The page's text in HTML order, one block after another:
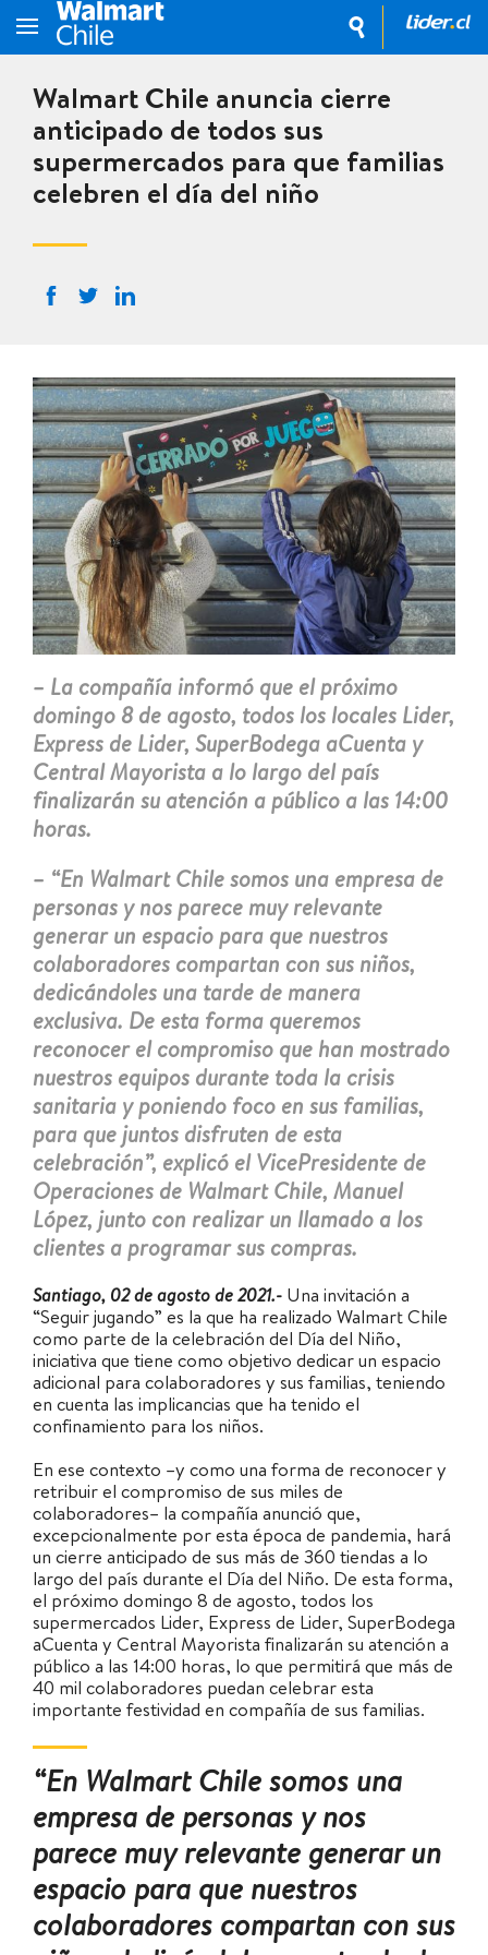
Walmart Chile anuncia cierre
anticipado de todos sus
supermercados para que familias
celebren el día del niño
– La compañía informó que el próximo
domingo 8 de agosto, todos los locales Lider,
Express de Lider, SuperBodega aCuenta y
Central Mayorista a lo largo del país
finalizarán su atención a público a las 14:00
horas.
– “En Walmart Chile somos una empresa de
personas y nos parece muy relevante
generar un espacio para que nuestros
colaboradores compartan con sus niños,
dedicándoles una tarde de manera
exclusiva. De esta forma queremos
reconocer el compromiso que han mostrado
nuestros equipos durante toda la crisis
sanitaria y poniendo foco en sus familias,
para que juntos disfruten de esta
celebración”, explicó el VicePresidente de
Operaciones de Walmart Chile, Manuel
López, junto con realizar un llamado a los
clientes a programar sus compras.
Santiago, 02 de agosto de 2021.- Una invitación a
“Seguir jugando” es la que ha realizado Walmart Chile
como parte de la celebración del Día del Niño,
iniciativa que tiene como objetivo dedicar un espacio
adicional para colaboradores y sus familias, teniendo
en cuenta las implicancias que ha tenido el
confinamiento para los niños.
En ese contexto –y como una forma de reconocer y
retribuir el compromiso de sus miles de
colaboradores– la compañía anunció que,
excepcionalmente por esta época de pandemia, hará
un cierre anticipado de sus más de 360 tiendas a lo
largo del país durante el Día del Niño. De esta forma,
el próximo domingo 8 de agosto, todos los
supermercados Lider, Express de Lider, SuperBodega
aCuenta y Central Mayorista finalizarán su atención a
público a las 14:00 horas, lo que permitirá que más de
40 mil colaboradores puedan celebrar esta
importante festividad en compañía de sus familias.
“En Walmart Chile somos una
empresa de personas y nos
parece muy relevante generar un
espacio para que nuestros
colaboradores compartan con sus